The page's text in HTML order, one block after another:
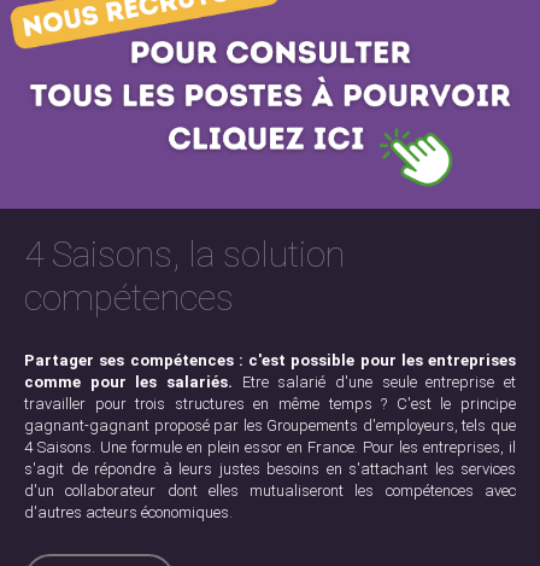
4 Saisons, la solution
compétences
Partager ses compétences : c'est possible pour les entreprises
comme pour les salariés. Etre salarié d'une seule entreprise et
travailler pour trois structures en même temps ? C'est le principe
gagnant-gagnant proposé par les Groupements d'employeurs, tels que
4 Saisons. Une formule en plein essor en France. Pour les entreprises, il
s'agit de répondre à leurs justes besoins en s'attachant les services
d'un collaborateur dont elles mutualiseront les compétences avec
d'autres acteurs économiques.